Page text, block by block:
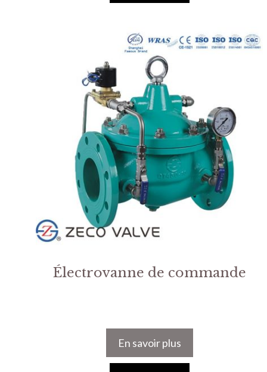
Électrovanne de commande
En savoir plus